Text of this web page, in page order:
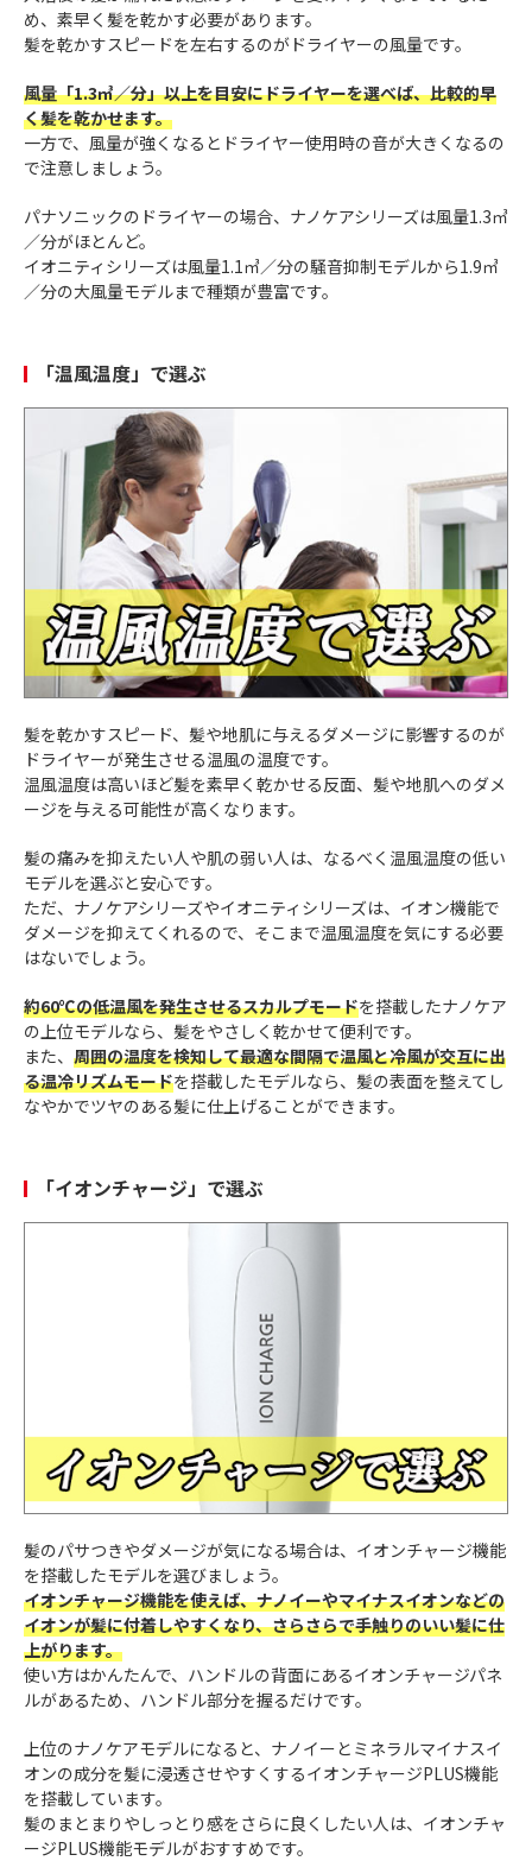
め、素早く髪を乾かす必要があります。
髪を乾かすスピードを左右するのがドライヤーの風量です。
風量「1.3㎥／分」以上を目安にドライヤーを選べば、比較的早
く髪を乾かせます。
一方で、風量が強くなるとドライヤー使用時の音が大きくなるの
で注意しましょう。
パナソニックのドライヤーの場合、ナノケアシリーズは風量1.3㎥
／分がほとんど。
イオニティシリーズは風量1.1㎥／分の騒音抑制モデルから1.9㎥
／分の大風量モデルまで種類が豊富です。
「温風温度」で選ぶ
髪を乾かすスピード、髪や地肌に与えるダメージに影響するのが
ドライヤーが発生させる温風の温度です。
温風温度は高いほど髪を素早く乾かせる反面、髪や地肌へのダメ
ージを与える可能性が高くなります。
髪の痛みを抑えたい人や肌の弱い人は、なるべく温風温度の低い
モデルを選ぶと安心です。
ただ、ナノケアシリーズやイオニティシリーズは、イオン機能で
ダメージを抑えてくれるので、そこまで温風温度を気にする必要
はないでしょう。
約60℃の低温風を発生させるスカルプモードを搭載したナノケア
の上位モデルなら、髪をやさしく乾かせて便利です。
また、 周囲の温度を検知して最適な間隔で温風と冷風が交互に出
る温冷リズムモードを搭載したモデルなら、髪の表面を整えてし
なやかでツヤのある髪に仕上げることができます。
「イオンチャージ」で選ぶ
髪のパサつきやダメージが気になる場合は、イオンチャージ機能
を搭載したモデルを選びましょう。
イオンチャージ機能を使えば、ナノイーやマイナスイオンなどの
イオンが髪に付着しやすくなり、さらさらで手触りのいい髪に仕
上がります。
使い方はかんたんで、ハンドルの背面にあるイオンチャージパネ
ルがあるため、ハンドル部分を握るだけです。
上位のナノケアモデルになると、ナノイーとミネラルマイナスイ
オンの成分を髪に浸透させやすくするイオンチャージPLUS機能
を搭載しています。
髪のまとまりやしっとり感をさらに良くしたい人は、イオンチャ
ージPLUS機能モデルがおすすめです。